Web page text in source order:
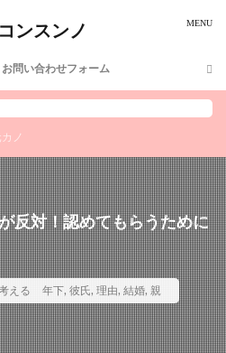
ンスンノ
お問い合わせフォーム
カノ
反対！認めてもらうために
える 年下, 彼氏, 理由, 結婚, 親